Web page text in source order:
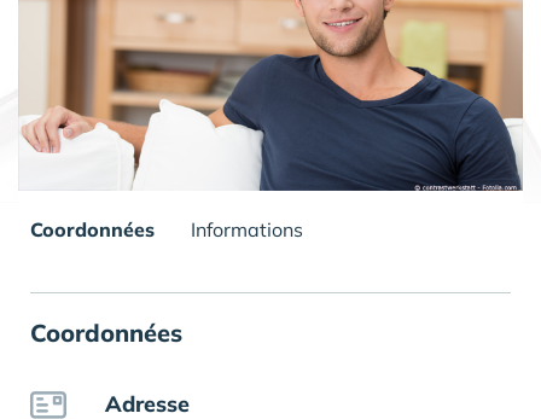
Coordonnées Informations
Coordonnées
Adresse